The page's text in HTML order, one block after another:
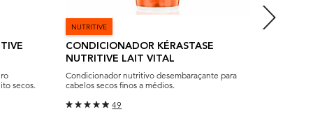
secos.
NUTRITIVE
CONDICIONADOR KÉRASTASE
NUTRITIVE LAIT VITAL
Condicionador nutritivo desembaraçante para
cabelos secos finos a médios.
49